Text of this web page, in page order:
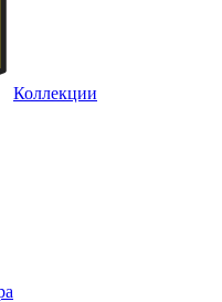
Коллекции